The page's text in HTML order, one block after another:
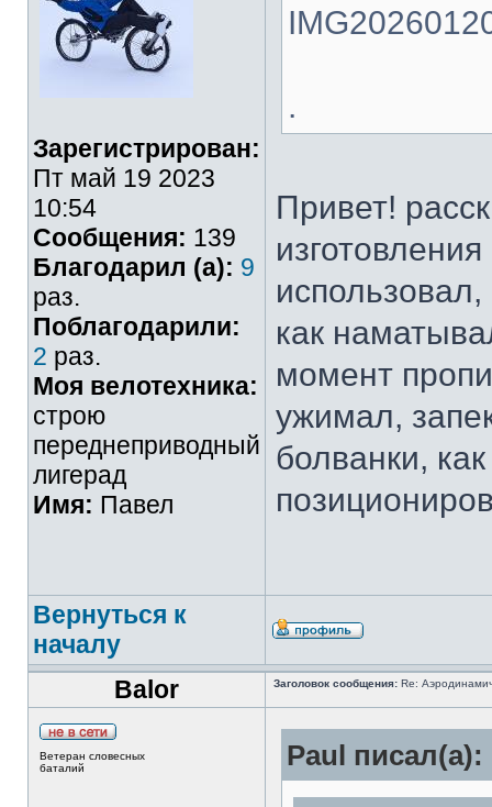
Зарегистрирован:
Пт май 19 2023
10:54
Сообщения: 139
Благодарил (а): 9
раз.
Поблагодарили:
2 раз.
Моя велотехника:
строю
переднеприводный
лигерад
Имя: Павел
.
Привет!
как
момент
ужимал,
болванки,
Вернуться к
началу
Balor
Заголовок сообщения: Re:
Ветеран словесных
баталий
Paul писал(а):